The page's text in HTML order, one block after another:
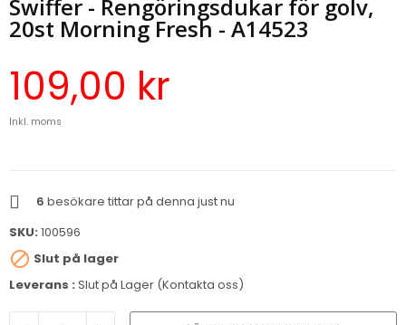
Swiffer - Rengöringsdukar för golv,
20st Morning Fresh - A14523
109,00 kr
Inkl. moms
6 besökare tittar på denna just nu
SKU: 100596
 Slut på lager
Leverans : Slut på Lager (Kontakta oss)